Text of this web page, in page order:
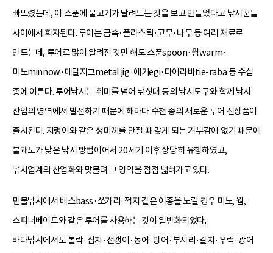
빠뜨렸는데, 이 스푼에 물고기가 달려드는 것을 보고 만들었다고 낚시꾼들
사이에서 회자된다. 루어는 금속·플라스틱·고무·나무 등 여러 재료로
만드는데, 루어로 많이 알려진 것만 해도 스푼spoon·웜warm·
미노minnow·메탈지그metal jig·에기egi·타이라바tie-raba 등 수십
종에 이른다. 루어낚시는 취미를 넘어 낚싯대 등의 낚시도구와 함께 낚시
산업의 영역에서 발전하기 때문에 해마다 수천 종의 새로운 루어 신상품이
출시된다. 지렁이와 같은 생미끼를 만질 때 갖게 되는 거부감이 없기 때문에
불쾌도가 낮은 낚시 방법이어서 20세기 이후 상당히 유행하였고,
낚시업계의 산업화와 맞물려 그 영역을 점점 넓혀가고 있다.
민물낚시에서 배스bass·쏘가리·꺽지 같은 어종을 노릴 경우 미노, 웜,
스피너베이트와 같은 루어를 사용하는 것이 일반화되었다.
바다낚시에서도 볼락·삼치·전갱이·농어·방어·부시리·갈치·우럭·광어